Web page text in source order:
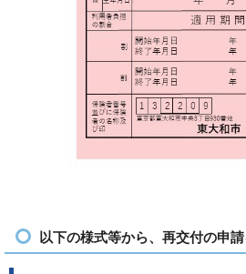
以下の様式等から、再交付の申